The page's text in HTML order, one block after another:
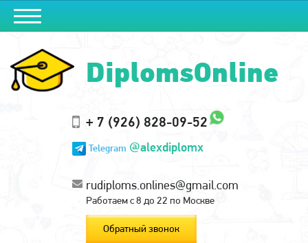
DiplomsOnline
+ 7 (926) 828-09-52
Telegram @alexdiplomx
rudiploms.onlines@gmail.com
Работаем с 8 до 22 по Москве
Обратный звонок